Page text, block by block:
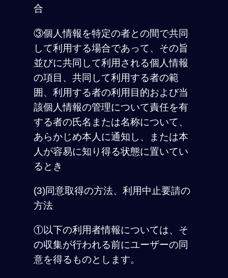
合
③個人情報を特定の者との間で共同
して利用する場合であって、その旨
並びに共同して利用される個人情報
の項目、共同して利用する者の範
囲、利用する者の利用目的および当
該個人情報の管理について責任を有
する者の氏名または名称について、
あらかじめ本人に通知し、または本
人が容易に知り得る状態に置いてい
るとき
(3)同意取得の方法、利用中止要請の
方法
①以下の利用者情報については、そ
の収集が行われる前にユーザーの同
意を得るものとします。